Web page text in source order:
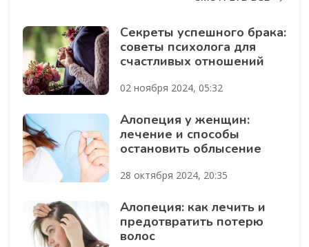
Секреты успешного брака:
советы психолога для
счастливых отношений
02 ноября 2024, 05:32
Алопеция у женщин:
лечение и способы
остановить облысение
28 октября 2024, 20:35
Алопеция: как лечить и
предотвратить потерю
волос